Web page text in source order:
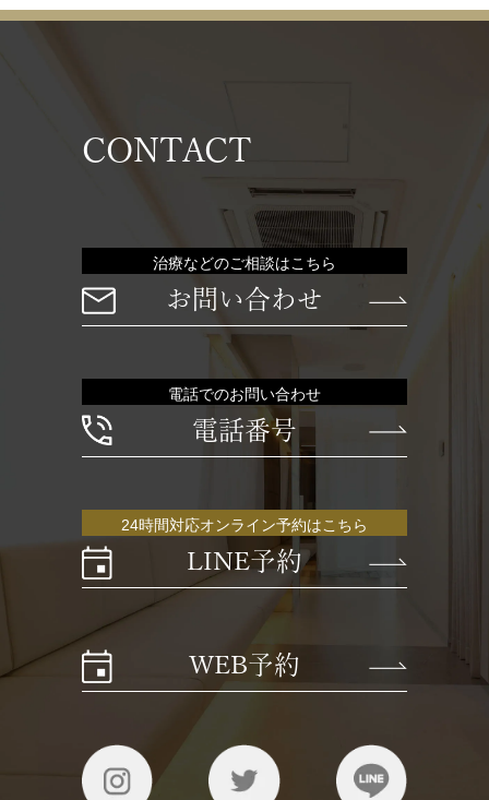
CONTACT
治療などのご相談はこちら
お問い合わせ
電話でのお問い合わせ
電話番号
24時間対応オンライン予約はこちら
LINE予約
WEB予約